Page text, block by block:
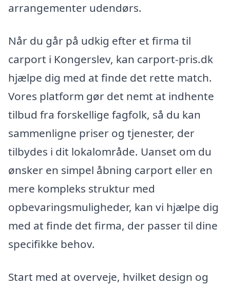
arrangementer udendørs.
Når du går på udkig efter et firma til
carport i Kongerslev, kan carport-pris.dk
hjælpe dig med at finde det rette match.
Vores platform gør det nemt at indhente
tilbud fra forskellige fagfolk, så du kan
sammenligne priser og tjenester, der
tilbydes i dit lokalområde. Uanset om du
ønsker en simpel åbning carport eller en
mere kompleks struktur med
opbevaringsmuligheder, kan vi hjælpe dig
med at finde det firma, der passer til dine
specifikke behov.
Start med at overveje, hvilket design og